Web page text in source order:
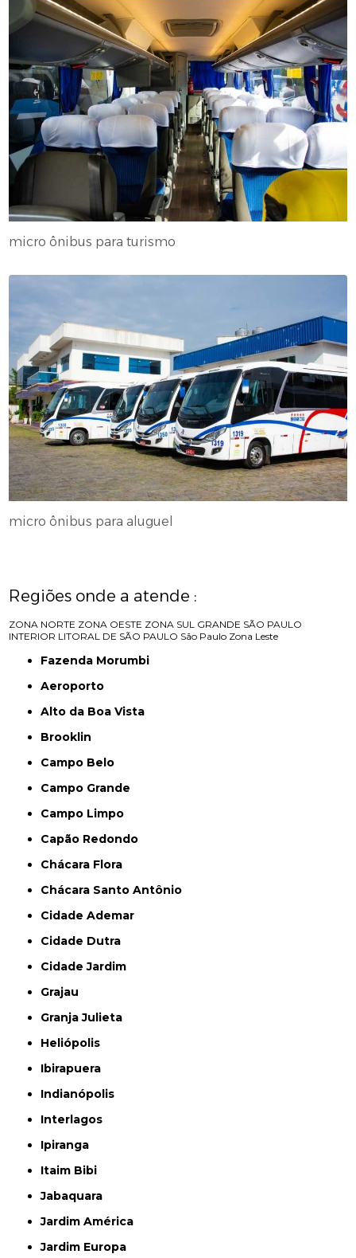
micro ônibus para turismo
micro ônibus para aluguel
Regiões onde a atende :
ZONA NORTE ZONA OESTE ZONA SUL GRANDE SÃO PAULO
INTERIOR LITORAL DE SÃO PAULO São Paulo Zona Leste
Fazenda Morumbi
Aeroporto
Alto da Boa Vista
Brooklin
Campo Belo
Campo Grande
Campo Limpo
Capão Redondo
Chácara Flora
Chácara Santo Antônio
Cidade Ademar
Cidade Dutra
Cidade Jardim
Grajau
Granja Julieta
Heliópolis
Ibirapuera
Indianópolis
Interlagos
Ipiranga
Itaim Bibi
Jabaquara
Jardim América
Jardim Europa